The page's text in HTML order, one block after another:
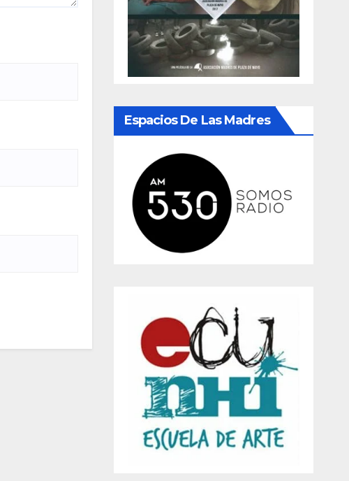
Espacios De Las Madres